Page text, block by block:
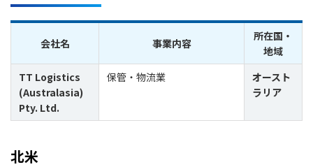
会社名 事業内容
所在国・
地域
TT Logistics
(Australasia)
Pty. Ltd.
保管・物流業
オースト
ラリア
北米